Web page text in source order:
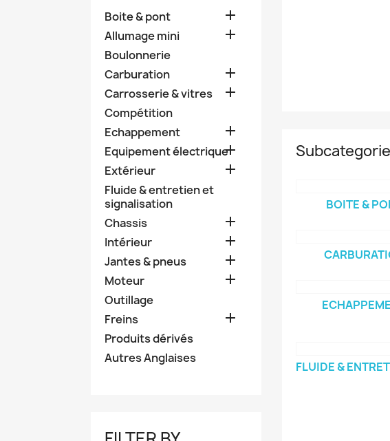
Boite & pont 
Allumage mini 
Boulonnerie
Carburation

Carrosserie & vitres 
Compétition
Echappement

Equipement électrique
Extérieur 
Fluide & entretien et
signalisation
Chassis

Intérieur 
Jantes & pneus 
Moteur 
Outillage
Freins

Produits dérivés
Autres Anglaises
BOITE &
FLUIDE &